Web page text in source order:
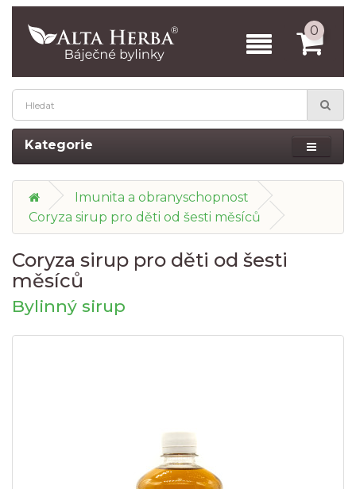
0
Kategorie
Imunita a obranyschopnost
Coryza sirup pro děti od šesti měsíců
Coryza sirup pro děti od šesti
měsíců
Bylinný sirup